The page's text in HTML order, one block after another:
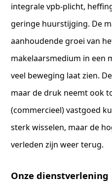
integrale vpb-plicht,
geringe huurstijging. De
aanhoudende groei van
makelaarsmedium in een
veel beweging laat zien.
maar de druk neemt ook
(commercieel) vastgoed
sterk wisselen, maar de
verleden zijn weer terug.
Onze dienstverlening